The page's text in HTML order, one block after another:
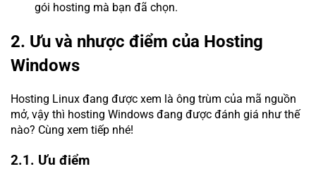
gói hosting mà bạn đã chọn.
2. Ưu và nhược điểm của Hosting
Windows
Hosting Linux đang được xem là ông trùm của mã nguồn
mở, vậy thì hosting Windows đang được đánh giá như thế
nào? Cùng xem tiếp nhé!
2.1. Ưu điểm